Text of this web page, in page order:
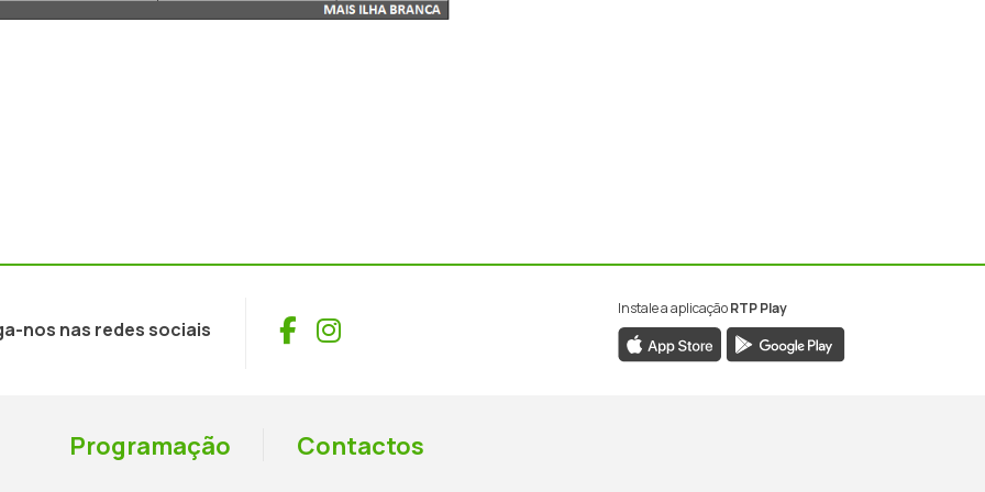
nos nas redes sociais Facebook
Instagram
Instale a aplicaçãoRTP Play
Programação Contactos